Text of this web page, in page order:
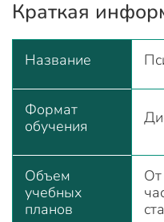
Краткая
Название
Формат
обучения
Объем
учебных
планов